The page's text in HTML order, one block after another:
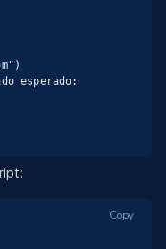
esperado:
Copy